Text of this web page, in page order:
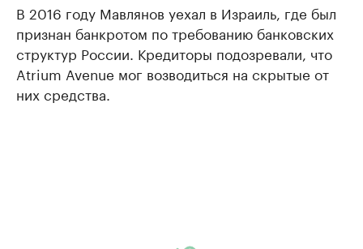
В 2016 году Мавлянов уехал в Израиль, где был
признан банкротом по требованию банковских
структур России. Кредиторы подозревали, что
Atrium Avenue мог возводиться на скрытые от
них средства.